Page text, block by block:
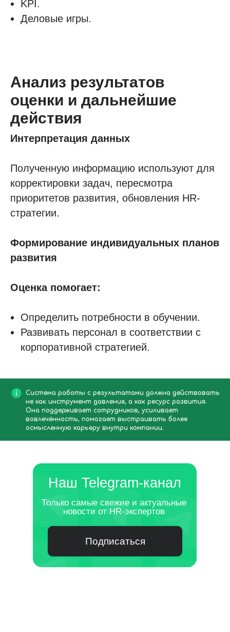
KPI.
Деловые игры.
Анализ результатов
оценки и дальнейшие
действия
Интерпретация данных
Полученную информацию используют для
корректировки задач, пересмотра
приоритетов развития, обновления HR-
стратегии.
Формирование индивидуальных планов
развития
Оценка помогает:
Определить потребности в обучении.
Развивать персонал в соответствии с
корпоративной стратегией.
Система работы с результатами должна действовать
не как инструмент давления, а как ресурс развития.
Она поддерживает сотрудников, усиливает
вовлечённость, помогает выстраивать более
осмысленную карьеру внутри компании.
Только самые свежие и актуальные
новости от HR-экспертов
Наш Telegram-канал
Подписаться